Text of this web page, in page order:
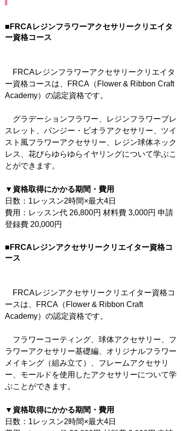
■FRCAレジンフラワーアクセサリークリエイタ
ー資格コース
FRCAレジンフラワーアクセサリークリエイタ
ー資格コースは、FRCA（Flower & Ribbon Craft
Academy）の認定資格です。
グラデーションフラワー、レジンフラワーブレ
スレット、パンジー・ビオラアクセサリー、ツイ
スト風フラワーアクセサリー、レジン球体ネック
レス、花びらゆらゆらイヤリングについて学ぶこ
とができます。
▼資格取得にかかる期間・費用
日数：1レッスン2時間×最大4日
費用：レッスン代 26,800円 材料費 3,000円 申請
登録費 20,000円
■FRCAレジンアクセサリークリエイター資格コ
ース
FRCAレジンアクセサリークリエイター資格コ
ースは、FRCA（Flower & Ribbon Craft
Academy）の認定資格です。
フラワーコーティング、球体アクセサリー、フ
ラワーアクセサリー基礎編、オリジナルフラワー
メイキング（組み立て）、フレームアクセサリ
ー、モールドを使用したアクセサリーについて学
ぶことができます。
▼資格取得にかかる期間・費用
日数：1レッスン2時間×最大4日